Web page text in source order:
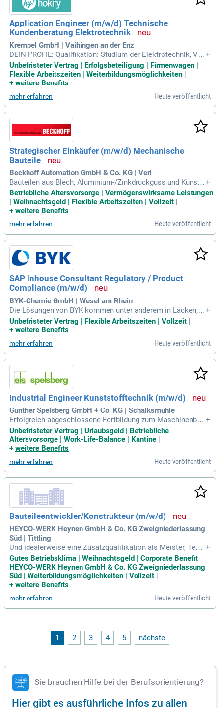
Application Engineer (m/w/d) Technische
Kundenberatung Elektrotechnik
Krempel GmbH | Vaihingen an der Enz
DEIN PROFIL: Qualifikation: Studium der Elektrotechnik, Ver
fahrenstechnik, Kunststofftechnologie oder eine ähnliche te
chnische Qualifikation; Erfahrung: Erfahrung in der technisc
hen Kundenberatung; Kenntnisse: Kenntnisse zu Elektroisoli
+
Unbefristeter Vertrag | Erfolgsbeteiligung | Firmenwagen |
Flexible Arbeitszeiten | Weiterbildungsmöglichkeiten |
+ weitere Benefits
mehr erfahren Heute veröffentlicht
Strategischer Einkäufer (m/w/d) Mechanische
Bauteile
Beckhoff Automation GmbH & Co. KG | Verl
Bauteilen aus Blech, Aluminium-/Zinkdruckguss und Kunsts
toffspritzguss, Antriebselementen, mechanischen Verbindu
ngselementen sowie Dreh-, Fräs- und Lackierdienstleistunge
n.
+
Betriebliche Altersvorsorge | Vermögenswirksame Leistungen
| Weihnachtsgeld | Flexible Arbeitszeiten | Vollzeit
+ weitere Benefits
mehr erfahren Heute veröffentlicht
SAP Inhouse Consultant Regulatory / Product
Compliance (m/w/d)
BYK-Chemie GmbH | Wesel am Rhein
Die Lösungen von BYK kommen unter anderem in Lacken, K
unststoffen, Druckfarben, Klebstoffen und weiteren industrie
llen Anwendungen zum Einsatz. BYK ist Teil der ALTANA Gr
e.
+
Unbefristeter Vertrag | Flexible Arbeitszeiten | Vollzeit |
+ weitere Benefits
mehr erfahren Heute veröffentlicht
Industrial Engineer Kunststofftechnik (m/w/d)
Günther Spelsberg GmbH + Co. KG | Schalksmühle
Erfolgreich abgeschlossene Fortbildung zum Maschinenbau
techniker; Alternativ abgeschlossenes ingenieurwissenscha
ftliches Studium im Bereich Maschinenbau; Mindestens 5 J
ahre Berufserfahrung im Industrial Engineering Bereich; Sehr
+
Unbefristeter Vertrag | Urlaubsgeld | Betriebliche
Altersvorsorge | Work-Life-Balance | Kantine |
+ weitere Benefits
mehr erfahren Heute veröffentlicht
Bauteileentwickler/Konstrukteur (m/w/d)
HEYCO-WERK Heynen GmbH & Co. KG Zweigniederlassung
Süd | Tittling
Und idealerweise eine Zusatzqualifikation als Meister, Tech
niker oder Ingenieur im Maschinen- oder Fahrzeugbau; Mehr
jährige Berufserfahrung im Bereich Entwicklung & Konstrukt
ion; Führungserfahrung als Team- oder Abteilungsleiter; Fac
hwissen im Bereich Kunststofftechnik
+
Gutes Betriebsklima | Weihnachtsgeld | Corporate Benefit
HEYCO-WERK Heynen GmbH & Co. KG Zweigniederlassung
Süd | Weiterbildungsmöglichkeiten | Vollzeit
+ weitere Benefits
mehr erfahren Heute veröffentlicht
1 2 3 4 5 nächste
Sie brauchen Hilfe bei der Berufsorientierung?
Hier gibt es ausführliche Infos zu allen